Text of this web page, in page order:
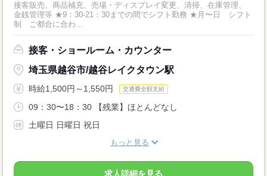
接客販売、商品補充、売場・ディスプレイ変更、清掃、在庫管理、
金銭管理等 ★9：30-21：30までの間でシフト勤務 ★月〜日 シフト
制 ご都合に合わ...
接客・ショールーム・カウンター
埼玉県越谷市/越谷レイクタウン駅
時給1,500円～1,550円 交通費全額支給
09：30〜18：30 【残業】ほとんどなし
土曜日 日曜日 祝日
もっと見る
求人詳細を見る